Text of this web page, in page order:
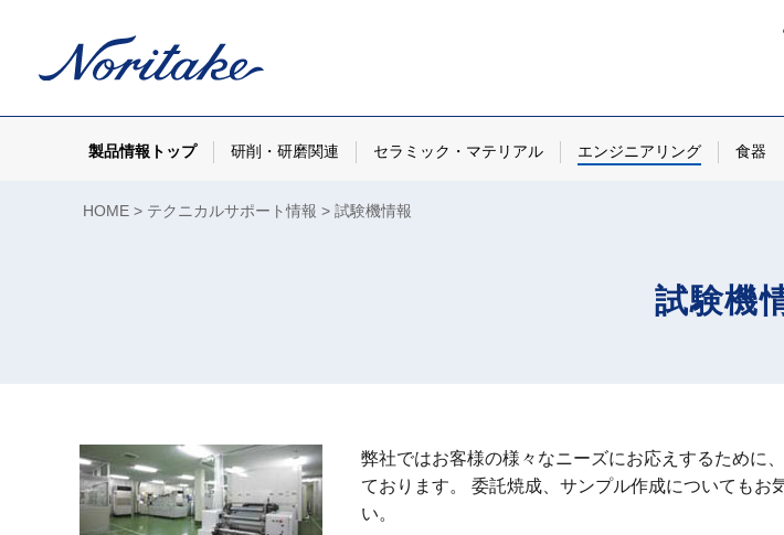
製品情報トップ 研削・研磨関連 セラミック・マテリアル エンジニアリング 食器
HOME テクニカルサポート情報 試験機情報
試験機
弊社ではお客様の様々なニーズにお応えするために
ております。 委託焼成、サンプル作成についてもお
い。